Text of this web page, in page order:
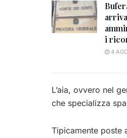
i
4
L’aia, ovvero nel
che specializza
Tipicamente poste